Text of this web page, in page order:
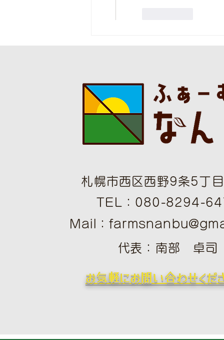
札幌市西区西野9条5丁
TEL：080-8294-
Mail：
​​代表：南部 卓司
お気軽にお問い合わせくだ